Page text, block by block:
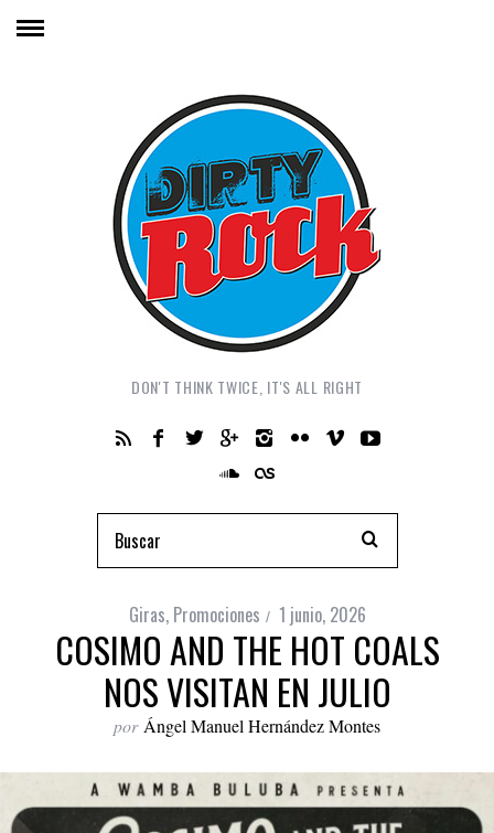
DON'T THINK TWICE, IT'S ALL RIGHT
Giras, Promociones 1 junio, 2026
COSIMO AND THE HOT COALS
NOS VISITAN EN JULIO
por Ángel Manuel Hernández Montes